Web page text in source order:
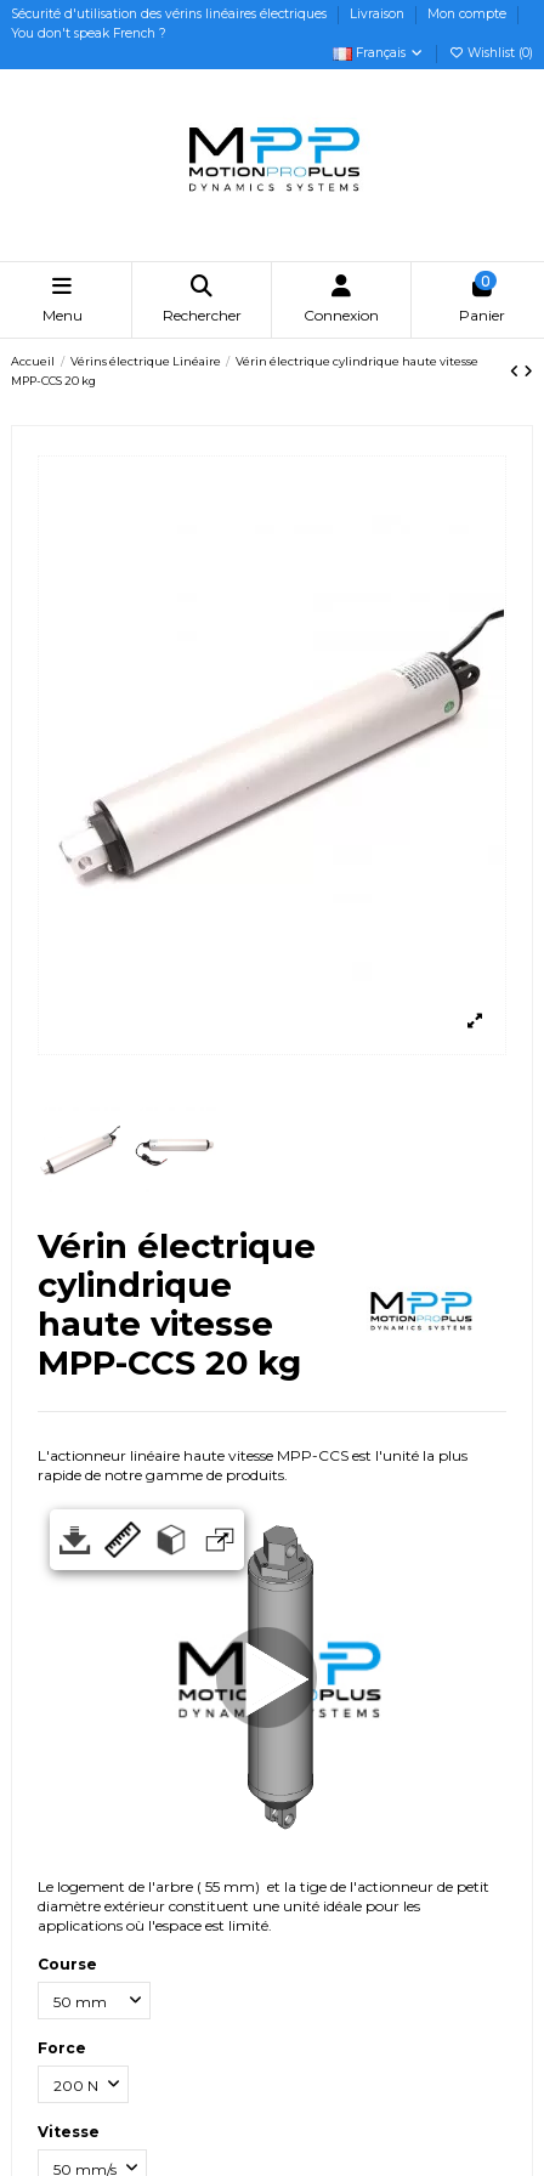
Sécurité d'utilisation des vérins linéaires électriques Livraison
Mon compte
You don't speak French ?
Français
Wishlist (0)
Menu Rechercher Connexion
0
Panier
Accueil Vérins électrique Linéaire
Vérin électrique cylindrique haute vitesse
MPP-CCS 20 kg
Vérin électrique
cylindrique
haute vitesse
MPP-CCS 20 kg
L'actionneur linéaire haute vitesse MPP-CCS est l'unité la plus
rapide de notre gamme de produits.
Le logement de l'arbre ( 55 mm) et la tige de l'actionneur de petit
diamètre extérieur constituent une unité idéale pour les
applications où l'espace est limité.
Course
Force
Vitesse